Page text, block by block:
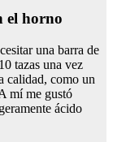
el horno
una barra de
tazas una vez
calidad, como un
mí me gustó
ácido